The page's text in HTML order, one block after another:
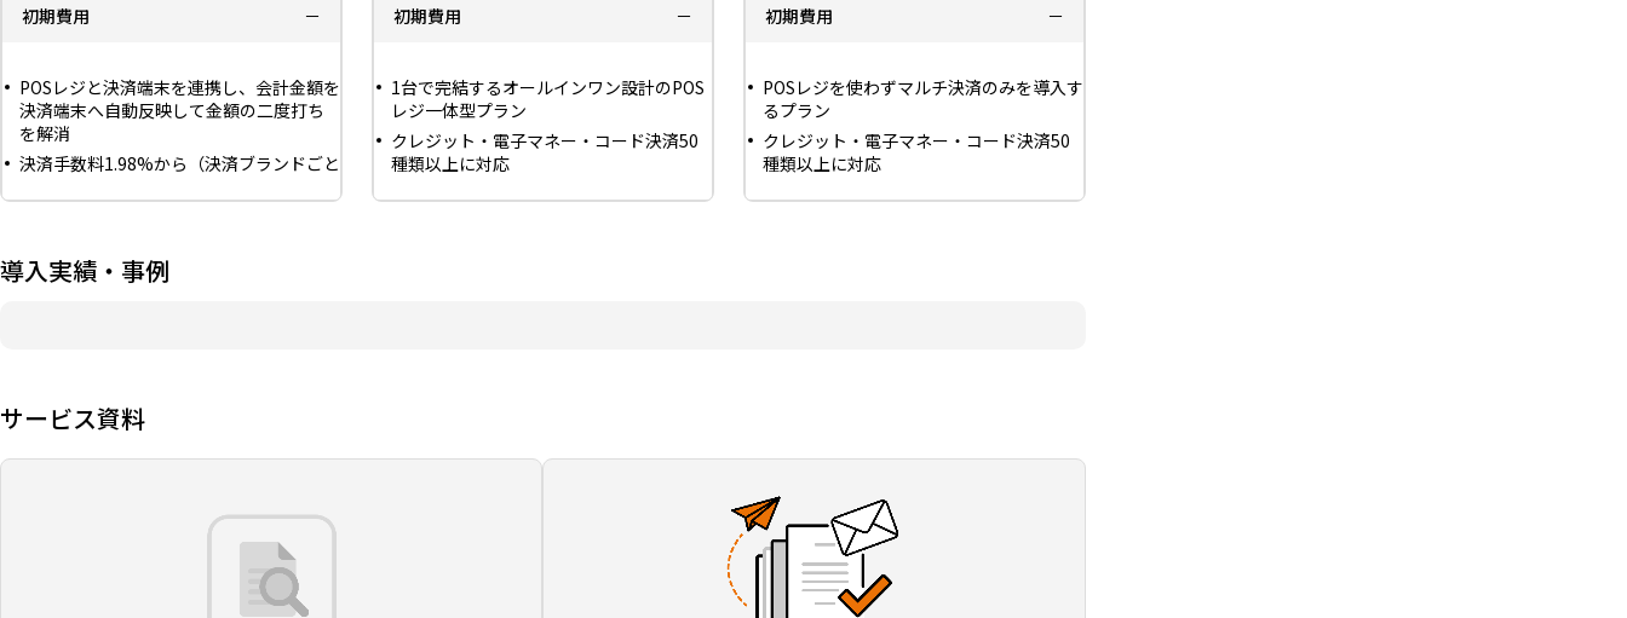
初期費用
－
POSレジと決済端末を連携し、会計金額を
決済端末へ自動反映して金額の二度打ち
を解消
決済手数料1.98%から（決済ブランドごと
選択
初期費用
－
1台で完結するオールインワン設計のPOS
レジ一体型プラン
クレジット・電子マネー・コード決済50
種類以上に対応
CSVデータダウンロードに対応した決済管
初期費用
－
POSレジを使わずマルチ決済のみを導入す
るプラン
クレジット・電子マネー・コード決済50
種類以上に対応
導入実績・事例
サービス資料